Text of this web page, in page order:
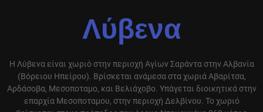
Λύβενα
Η Λύβενα είναι χωριό στην περιοχή Αγίων Σαράντα στην Αλβανία
(Βόρειου Ηπείρου). Βρίσκεται ανάμεσα στα χωριά Αβαρίτσα,
Αρδάσοβα, Μεσοποταμο, και Βελιάχοβο. Υπάγεται διοικητικά στην
επαρχία Μεσοποταμου, στην περιοχή Δελβίνου. Το χωριό